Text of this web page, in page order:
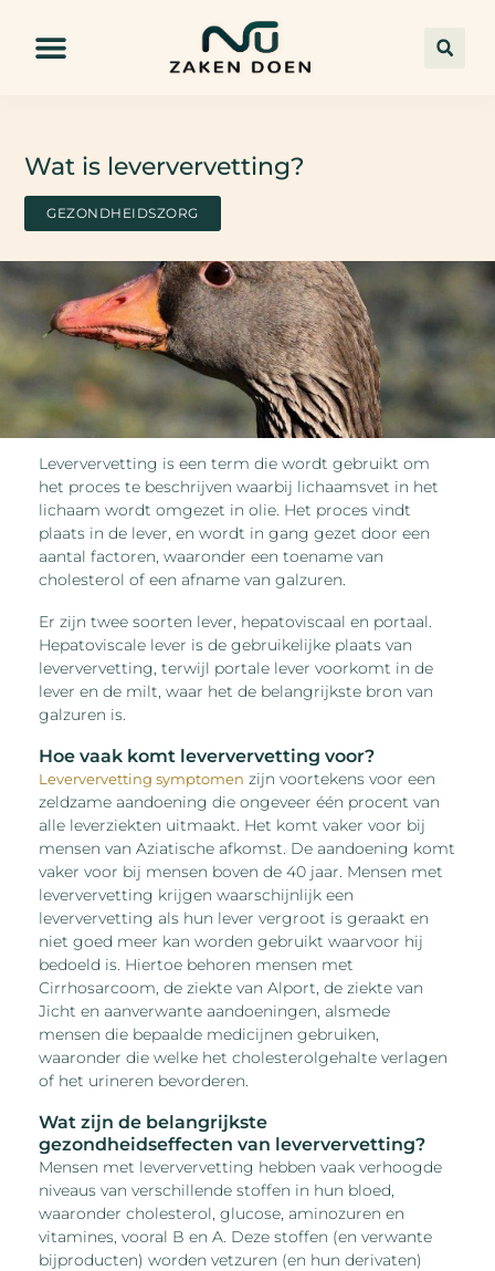
Wat is leververvetting?
GEZONDHEIDSZORG
Leververvetting is een term die wordt gebruikt om
het proces te beschrijven waarbij lichaamsvet in het
lichaam wordt omgezet in olie. Het proces vindt
plaats in de lever, en wordt in gang gezet door een
aantal factoren, waaronder een toename van
cholesterol of een afname van galzuren.
Er zijn twee soorten lever, hepatoviscaal en portaal.
Hepatoviscale lever is de gebruikelijke plaats van
leververvetting, terwijl portale lever voorkomt in de
lever en de milt, waar het de belangrijkste bron van
galzuren is.
Hoe vaak komt leververvetting voor?
Leververvetting symptomen zijn voortekens voor een
zeldzame aandoening die ongeveer één procent van
alle leverziekten uitmaakt. Het komt vaker voor bij
mensen van Aziatische afkomst. De aandoening komt
vaker voor bij mensen boven de 40 jaar. Mensen met
leververvetting krijgen waarschijnlijk een
leververvetting als hun lever vergroot is geraakt en
niet goed meer kan worden gebruikt waarvoor hij
bedoeld is. Hiertoe behoren mensen met
Cirrhosarcoom, de ziekte van Alport, de ziekte van
Jicht en aanverwante aandoeningen, alsmede
mensen die bepaalde medicijnen gebruiken,
waaronder die welke het cholesterolgehalte verlagen
of het urineren bevorderen.
Wat zijn de belangrijkste
gezondheidseffecten van leververvetting?
Mensen met leververvetting hebben vaak verhoogde
niveaus van verschillende stoffen in hun bloed,
waaronder cholesterol, glucose, aminozuren en
vitamines, vooral B en A. Deze stoffen (en verwante
bijproducten) worden vetzuren (en hun derivaten)